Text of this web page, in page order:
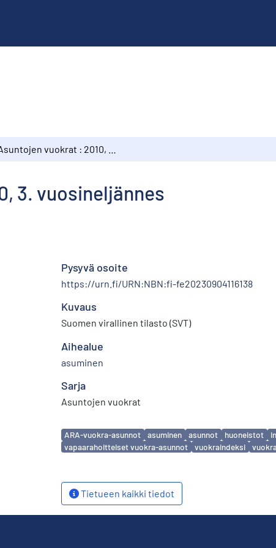
3. vuosineljännes
Pysyvä osoite
https://urn.fi/URN:NBN:fi-fe20230904116138
Kuvaus
Suomen virallinen tilasto (SVT)
Aihealue
asuminen
Sarja
Asuntojen vuokrat
Avainsanat
ARA-vuokra-asunnot asuminen asunnot huoneistot
vapaarahoitteiset vuokra-asunnot
vuokraindeksi
Tietueen kaikki tiedot